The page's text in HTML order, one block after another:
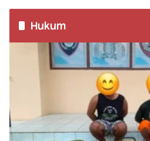
Hukum